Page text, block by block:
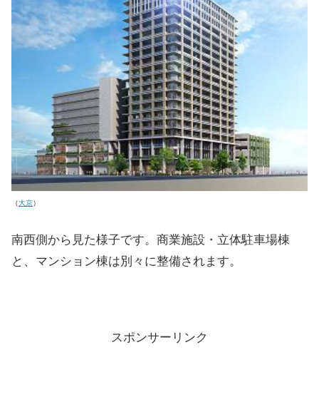
（大京）
南西側から見た様子です。商業施設・立体駐車場棟
と、マンション棟は別々に整備されます。
スポンサーリンク